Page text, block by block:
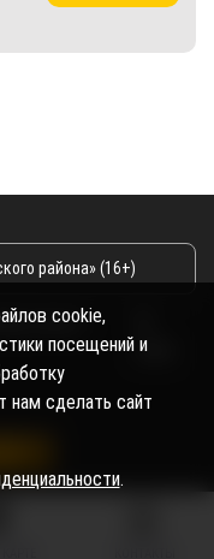
района» (16+)
2026
cookie,
посещений и
нам сделать сайт
.